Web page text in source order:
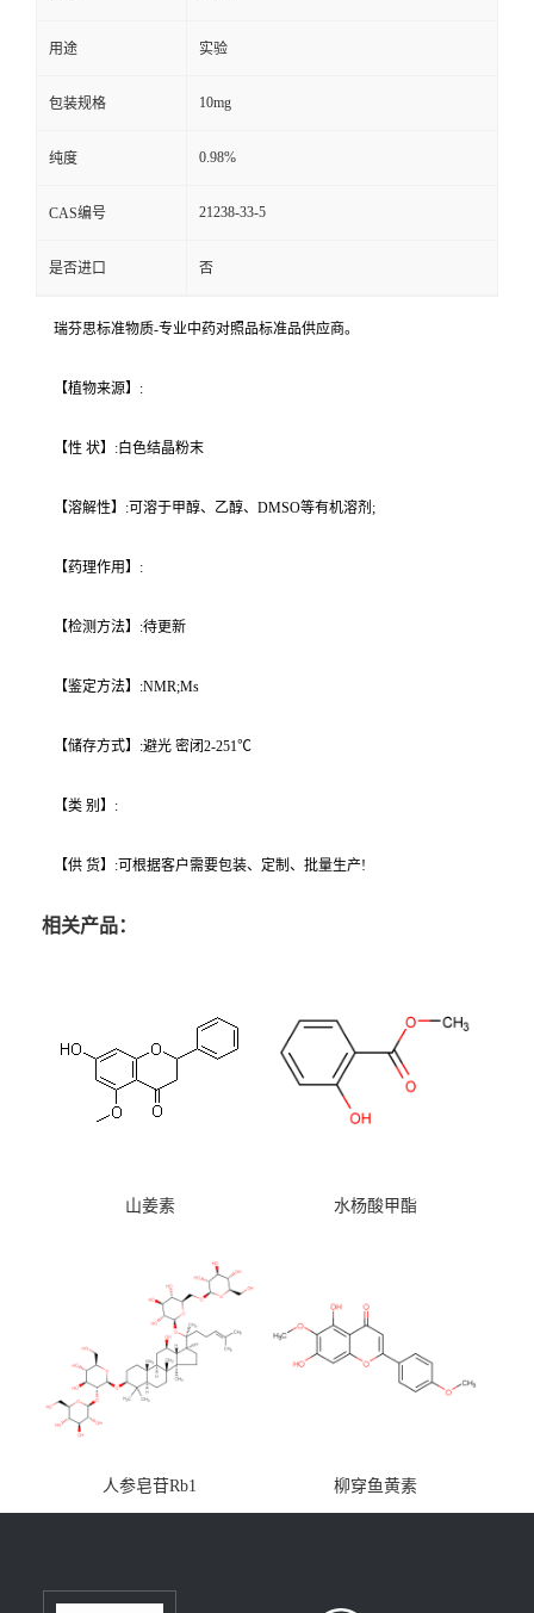
用途 实验
包装规格 10mg
纯度 0.98%
CAS编号 21238-33-5
是否进口 否
瑞芬思标准物质-专业中药对照品标准品供应商。
【植物来源】:
【性 状】:白色结晶粉末
【溶解性】:可溶于甲醇、乙醇、DMSO等有机溶剂;
【药理作用】:
【检测方法】:待更新
【鉴定方法】:NMR;Ms
【储存方式】:避光 密闭2-251℃
【类 别】:
【供 货】:可根据客户需要包装、定制、批量生产!
相关产品：
山姜素 水杨酸甲酯
人参皂苷Rb1 柳穿鱼黄素